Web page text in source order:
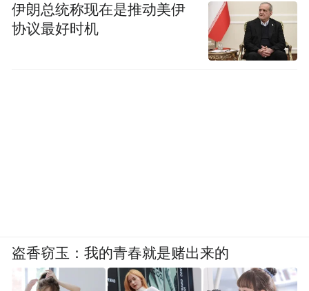
伊朗总统称现在是推动美伊
协议最好时机
盗香窃玉：我的青春就是赌出来的